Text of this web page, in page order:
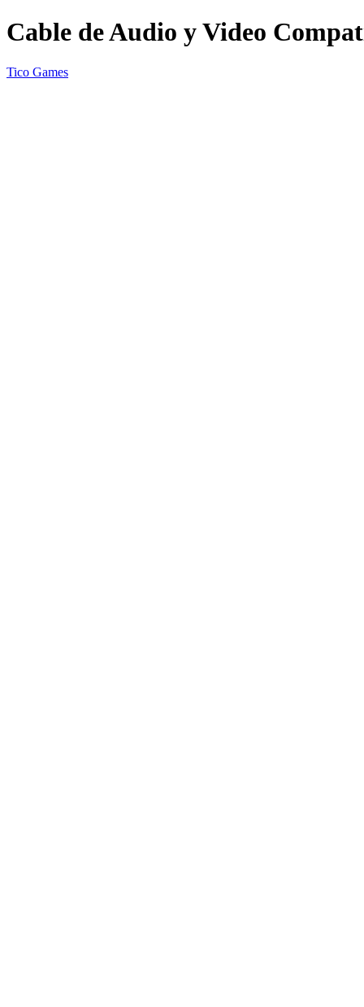
Cable de Audio y Video
Tico Games